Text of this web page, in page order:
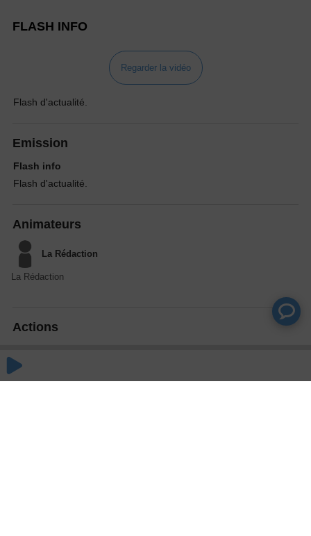
FLASH INFO
Regarder la vidéo
Flash d'actualité.
Emission
Flash info
Flash d'actualité.
Animateurs
La Rédaction
La Rédaction
Actions